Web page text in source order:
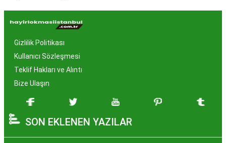
Hayır Lokması İstanbul'da
Neden Popüler?
İstanbul, tarih ve kültür mirasıyla öne çıkan bir
şehir olmasıyla birlikte, geleneksel lezzetlerle de
zenginleşmiştir. Hayır lokması, özel günlerde
hazırlanan ve lezzetiyle damaklarda unutulmaz
izler bırakan bir tatlıdır. İstanbul'da popüler
olmasının arkasında bu eşsiz lezzetin herkesi
Gizlilik Politikası
Kullanıcı Sözleşmesi
Teklif Hakları ve Alıntı
Bize Ulaşın
SON EKLENEN YAZILAR